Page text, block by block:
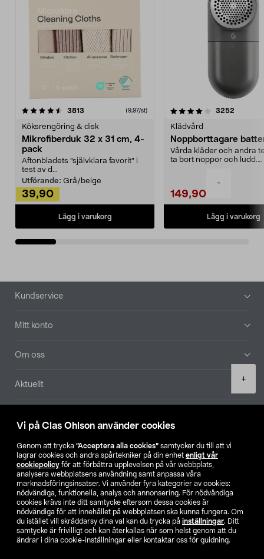
Vi på Clas Ohlson använder cookies
Genom att trycka ”Acceptera alla cookies” samtycker du till att vi
lagrar cookies och andra spårtekniker på din enhet enligt vår
cookiepolicy för att förbättra upplevelsen på vår webbplats,
analysera webbplatsens användning samt anpassa våra
marknadsföringsinsatser. Vi använder fyra kategorier av cookies:
nödvändiga, funktionella, analys och annonsering. För nödvändiga
cookies krävs inte ditt samtycke eftersom dessa cookies är
nödvändiga för att innehållet på webbplatsen ska kunna fungera. Om
du istället vill skräddarsy dina val kan du trycka på inställningar. Ditt
samtycke är frivilligt och kan återkallas när som helst genom att du
ändrar i dina cookie-inställningar eller kontaktar oss för guidning.
-
+
3813 (9,97/st)
Köksrengöring & disk
Mikrofiberduk 32 x 31 cm, 4-
pack
Aftonbladets "självklara favorit” i
test av d...
Utförande: Grå/beige
39,90
Lägg i varukorg
4.0av 5 stjärnor 3252
Klädvård
Noppborttagare
Vårda kläder och andra
ta bort noppor och ludd.
149,90
Lägg i varukorg
4.5av 5 stjärnor
Sidfot
Kundservice
Mitt konto
Om oss
Aktuellt
Hitta butik
SE NO FI